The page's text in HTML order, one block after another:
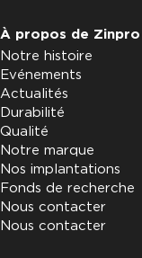
À propos de Zinpro
Notre histoire
Evénements
Actualités
Durabilité
Qualité
Notre marque
Nos implantations
Fonds de recherche
Nous contacter
Nous contacter